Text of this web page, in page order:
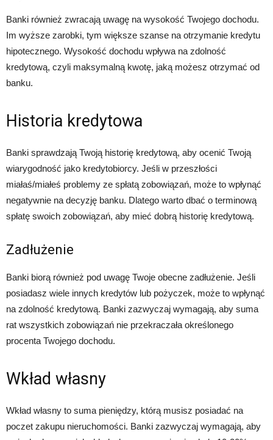
Banki również zwracają uwagę na wysokość Twojego dochodu.
Im wyższe zarobki, tym większe szanse na otrzymanie kredytu
hipotecznego. Wysokość dochodu wpływa na zdolność
kredytową, czyli maksymalną kwotę, jaką możesz otrzymać od
banku.
Historia kredytowa
Banki sprawdzają Twoją historię kredytową, aby ocenić Twoją
wiarygodność jako kredytobiorcy. Jeśli w przeszłości
miałaś/miałeś problemy ze spłatą zobowiązań, może to wpłynąć
negatywnie na decyzję banku. Dlatego warto dbać o terminową
spłatę swoich zobowiązań, aby mieć dobrą historię kredytową.
Zadłużenie
Banki biorą również pod uwagę Twoje obecne zadłużenie. Jeśli
posiadasz wiele innych kredytów lub pożyczek, może to wpłynąć
na zdolność kredytową. Banki zazwyczaj wymagają, aby suma
rat wszystkich zobowiązań nie przekraczała określonego
procenta Twojego dochodu.
Wkład własny
Wkład własny to suma pieniędzy, którą musisz posiadać na
poczet zakupu nieruchomości. Banki zazwyczaj wymagają, aby